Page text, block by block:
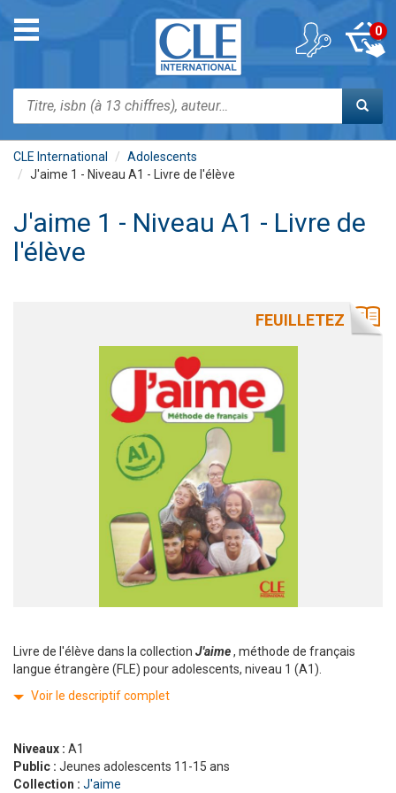
contenu
Toggle
navigation
Rechercher
0
CLE International
Adolescents
J'aime 1 - Niveau A1 - Livre de l'élève
J'aime 1 - Niveau A1 - Livre de
l'élève
FEUILLETEZ
Livre de l'élève dans la collection J'aime, méthode de français
langue étrangère (FLE) pour adolescents, niveau 1 (A1).
Voir le descriptif complet
Niveaux : A1
Public : Jeunes adolescents 11-15 ans
Collection : J'aime